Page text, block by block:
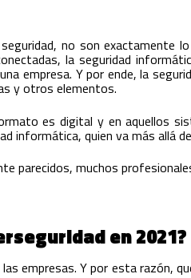
no son exactamente
la seguridad
empresa. Y por ende, la
y otros elementos.
es digital y en aquellos
informática, quien va más allá
parecidos, muchos
en 2021?
empresas. Y por esta razón,